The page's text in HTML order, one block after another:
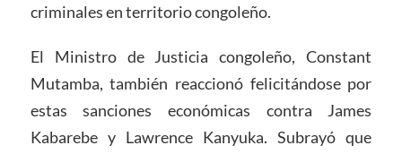
criminales en territorio congoleño.
El Ministro de Justicia congoleño, Constant
Mutamba, también reaccionó felicitándose por
estas sanciones económicas contra James
Kabarebe y Lawrence Kanyuka. Subrayó que